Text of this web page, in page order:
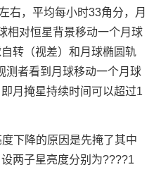
右，平均每小时33角分，月
相对恒星背景移动一个月球
转（视差）和月球椭圆轨
测者看到月球移动一个月球
月掩星持续时间可以超过1
下降的原因是先掩了其中
两子星亮度分别为????1